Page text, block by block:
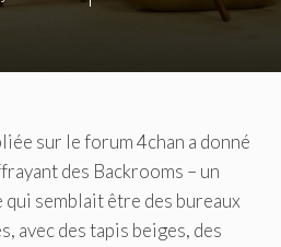
sur le forum 4chan a donné
des Backrooms – un
qui semblait être des bureaux
avec des tapis beiges, des